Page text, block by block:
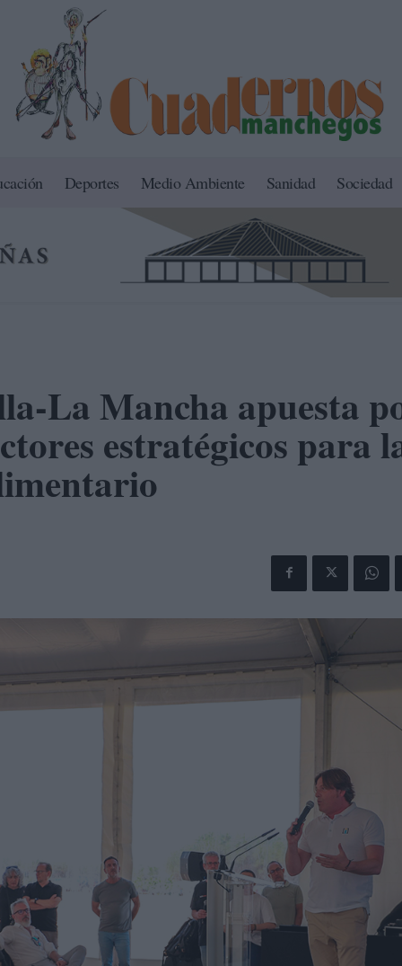
Deportes Medio Ambiente Sanidad Sociedad
La Mancha apuesta
estratégicos para